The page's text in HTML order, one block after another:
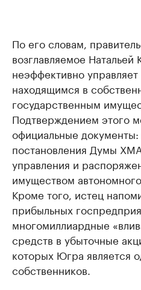
По его словам,
возглавляемое Натальей
неэффективно
находящимся в
государственным
Подтверждением этого
официальные документы:
постановления Думы
управления и
имуществом
Кроме того, истец
прибыльных
многомиллиардные
средств в убыточные
которых Югра является
собственников.